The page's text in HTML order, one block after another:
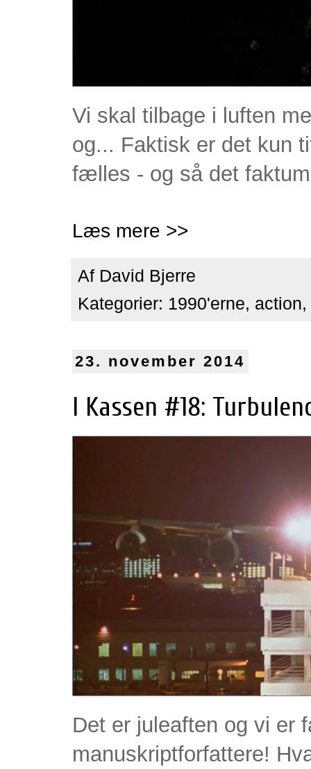
Vi skal tilbage i luften
og... Faktisk er det kun
fælles - og så det
Læs mere >>
Af David Bjerre
Kategorier: 1990'erne, action,
23. november 2014
I Kassen #18:
Det er juleaften og vi er
manuskriptforfattere!